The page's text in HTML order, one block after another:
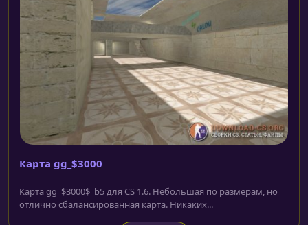
Карта gg_$3000
Карта gg_$3000$_b5 для CS 1.6. Небольшая по размерам, но
отлично сбалансированная карта. Никаких...